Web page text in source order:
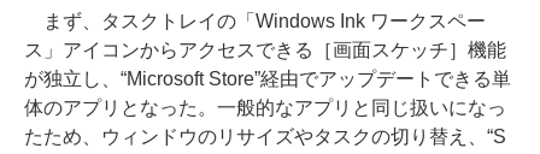
まず、タスクトレイの「Windows Ink ワークスペー
ス」アイコンからアクセスできる［画面スケッチ］機能
が独立し、“Microsoft Store”経由でアップデートできる単
体のアプリとなった。一般的なアプリと同じ扱いになっ
たため、ウィンドウのリサイズやタスクの切り替え、“S